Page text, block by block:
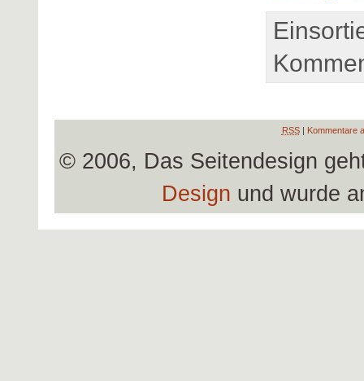
RSS| Kommentare
© 2006, Das Seitendesign
Design und wurde